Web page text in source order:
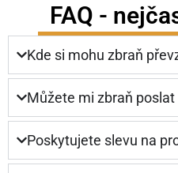
FAQ -
Kde si mohu zbraň
Můžete mi zbraň
Poskytujete slevu na